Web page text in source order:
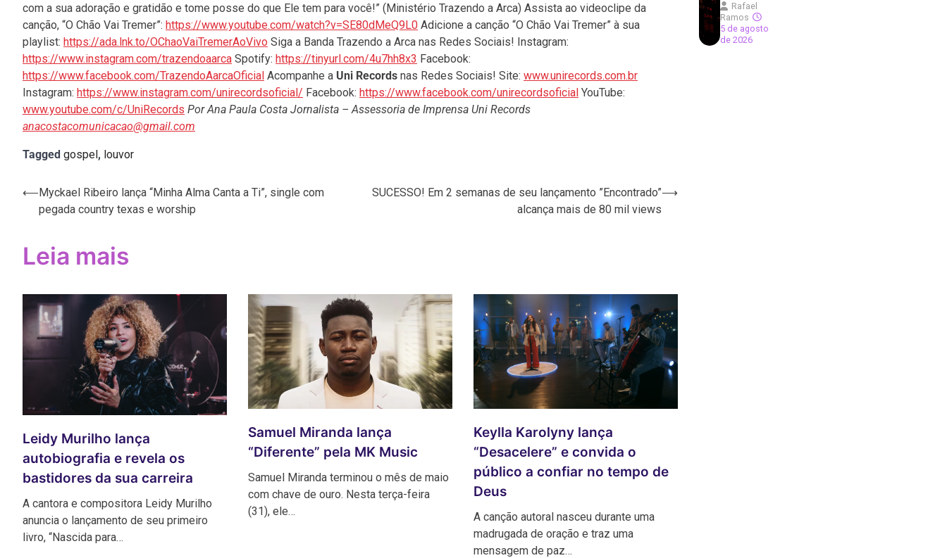
com a sua adoração e gratidão e tome posse do que Ele tem para você!” (Ministério Trazendo a Arca) Assista ao videoclipe da
canção, “O Chão Vai Tremer”: https://www.youtube.com/watch?v=SE80dMeQ9L0 Adicione a canção “O Chão Vai Tremer” à sua
playlist: https://ada.lnk.to/OChaoVaiTremerAoVivo Siga a Banda Trazendo a Arca nas Redes Sociais! Instagram:
https://www.instagram.com/trazendoaarca Spotify: https://tinyurl.com/4u7hh8x3 Facebook:
https://www.facebook.com/TrazendoAarcaOficial Acompanhe a Uni Records nas Redes Sociais! Site: www.unirecords.com.br
Instagram: https://www.instagram.com/unirecordsoficial/ Facebook: https://www.facebook.com/unirecordsoficial YouTube:
www.youtube.com/c/UniRecords Por Ana Paula Costa Jornalista – Assessoria de Imprensa Uni Records
anacostacomunicacao@gmail.com
Tagged gospel, louvor
Navegação
⟵Myckael Ribeiro lança “Minha Alma Canta a Ti”, single com
pegada country texas e worship
SUCESSO! Em 2 semanas de seu lançamento ”Encontrado”
alcança mais de 80 mil views
⟶
Leia mais
Leidy Murilho lança
autobiografia e revela os
bastidores da sua carreira
A cantora e compositora Leidy Murilho
anuncia o lançamento de seu primeiro
livro, “Nascida para…
Samuel Miranda lança
“Diferente” pela MK Music
Samuel Miranda terminou o mês de maio
com chave de ouro. Nesta terça-feira
(31), ele…
Keylla Karolyny lança
“Desacelere” e convida o
público a confiar no tempo de
Deus
A canção autoral nasceu durante uma
madrugada de oração e traz uma
mensagem de paz…
Rafael
Ramos
5 de agosto
de 2026